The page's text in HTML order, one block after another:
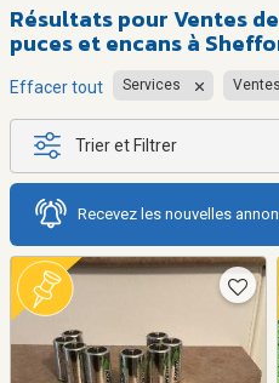
Résultats pourVentes
puces et encans à
Effacer tout Services
Trier et Filtrer
Recevez les nouvelles